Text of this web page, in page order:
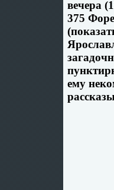
вечера
375
ему